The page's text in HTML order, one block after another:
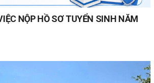
NỘP HỒ SƠ TUYỂN SINH NĂM